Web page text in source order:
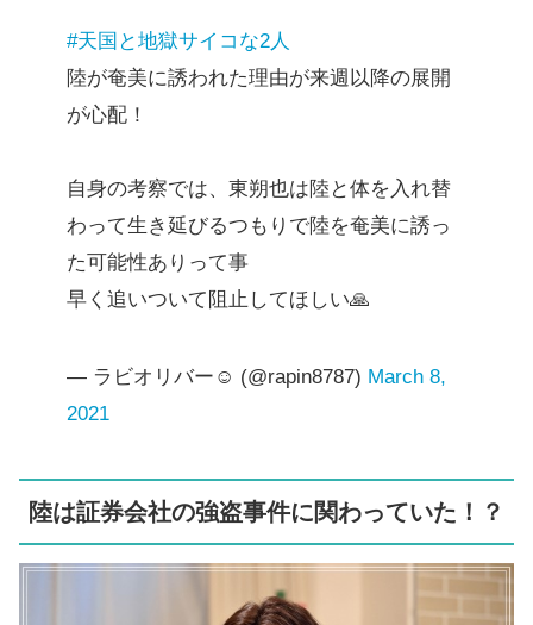
#天国と地獄サイコな2人
陸が奄美に誘われた理由が来週以降の展開
が心配！
自身の考察では、東朔也は陸と体を入れ替
わって生き延びるつもりで陸を奄美に誘っ
た可能性ありって事
早く追いついて阻止してほしい🙏
— ラビオリバー☺︎ (@rapin8787) March 8,
2021
陸は証券会社の強盗事件に関わっていた！？